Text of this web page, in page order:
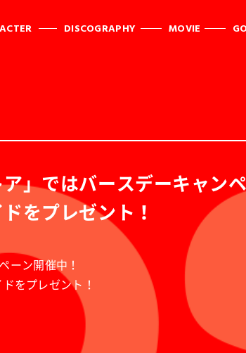
DISCOGRAPHY MOVIE
」ではバースデーキャン
をプレゼント！
ーン開催中！
をプレゼント！